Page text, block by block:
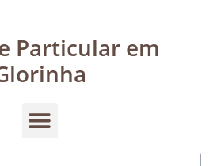
Particular em